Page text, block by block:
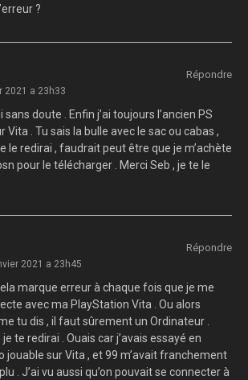
?
2021 a 23h33
Répondre
sans doute . Enfin j’ai toujours l’ancien PS
Vita . Tu sais la bulle avec le sac ou cabas ,
le redirai , faudrait peut être que je m’achète
pour le télécharger . Merci Seb , je te le
2021 a 23h45
Répondre
marque erreur à chaque fois que je me
avec ma PlayStation Vita . Ou alors
tu dis , il faut sûrement un Ordinateur .
je te redirai . Ouais car j’avais essayé en
jouable sur Vita , et 99 m’avait franchement
. J’ai vu aussi qu’on pouvait se connecter à